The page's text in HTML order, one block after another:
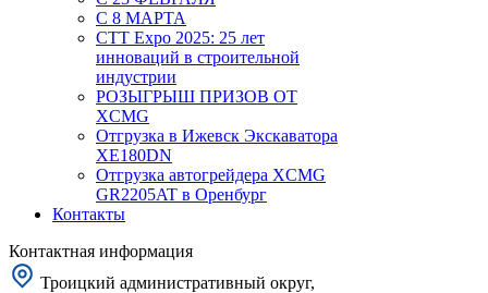
С 8 МАРТА
CTT Expo 2025: 25 лет
инноваций в строительной
индустрии
РОЗЫГРЫШ ПРИЗОВ ОТ
XCMG
Отгрузка в Ижевск Экскаватора
XE180DN
Отгрузка автогрейдера XCMG
GR2205AT в Оренбург
Контакты
Контактная информация
Троицкий административный округ,